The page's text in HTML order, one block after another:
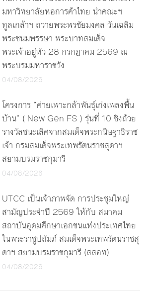
มหาวิทยาลัยหอการค้าไทย นำคณะฯ
ทูลเกล้าฯ ถวายพระพรชัยมงคล วันเฉลิม
พระชนมพรรษา พระบาทสมเด็จ
พระเจ้าอยู่หัว 28 กรกฎาคม 2569 ณ
พระบรมมหาราชวัง
04/08/2026
โครงการ “ค่ายเพาะกล้าพันธุ์เก่งเพลงพื้น
บ้าน” ( New Gen FS ) รุ่นที่ 10 ชิงถ้วย
รางวัลชนะเลิศจากสมเด็จพระกนิษฐาธิราช
เจ้า กรมสมเด็จพระเทพรัตนราชสุดาฯ
สยามบรมราชกุมารี
04/08/2026
UTCC เป็นเจ้าภาพจัด การประชุมใหญ่
สามัญประจำปี 2569 ให้กับ สมาคม
สถาบันอุดมศึกษาเอกชนแห่งประเทศไทย
ในพระราชูปถัมภ์ สมเด็จพระเทพรัตนราชสุ
ดาฯ สยามบรมราชกุมารี (สสอท)
04/08/2026